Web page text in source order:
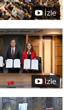
İzle
İzle